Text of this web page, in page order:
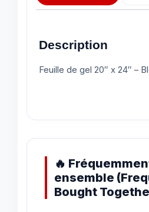
Description
Feuille de gel 20″ x 24″ –
🔥
ensemble
Bought